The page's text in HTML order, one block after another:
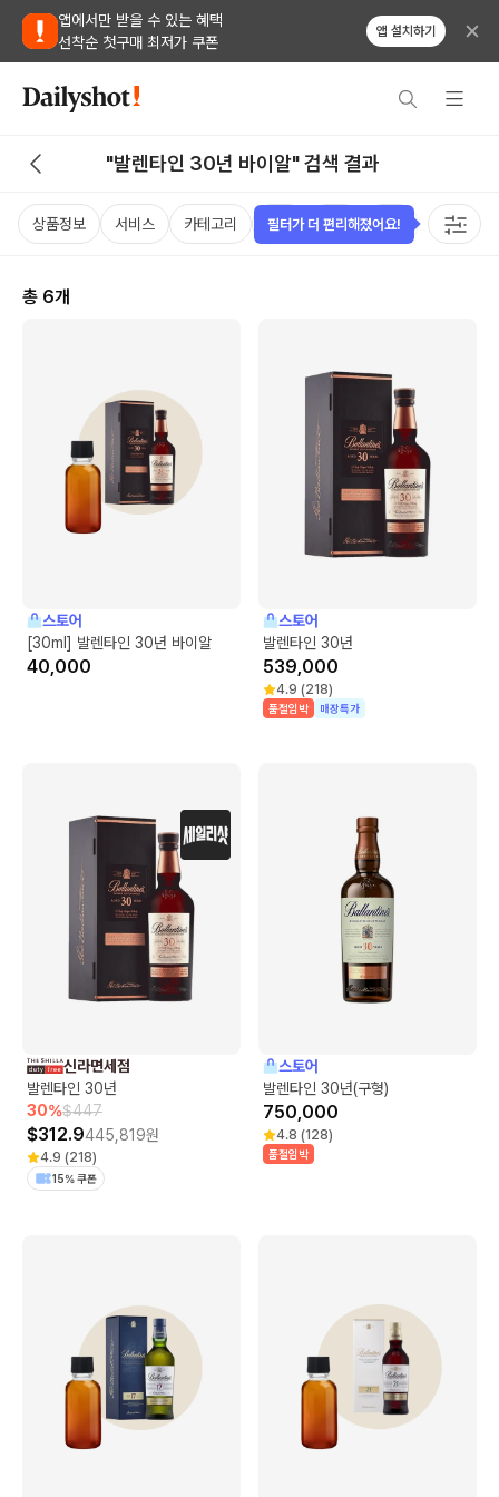
앱에서만 받을 수 있는 혜택
선착순 첫구매 최저가 쿠폰
앱 설치하기
"발렌타인 30년 바이알" 검색 결과
상품정보 서비스 카테고리 가격 국가 용량 태그
총 6개
스토어
[30ml] 발렌타인 30년 바이알
40,000
스토어
발렌타인 30년
539,000
4.9 (218)
품절임박 매장특가
신라면세점
발렌타인 30년
30%$447
$312.9445,819원
4.9 (218)
15% 쿠폰
스토어
발렌타인 30년(구형)
750,000
4.8 (128)
품절임박
필터가 더 편리해졌어요!